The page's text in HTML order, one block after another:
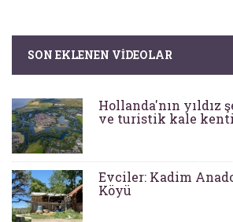
SON EKLENEN VIDEOLAR
Hollanda'nın
ve turistik kale
Evciler: Kadim
Köyü